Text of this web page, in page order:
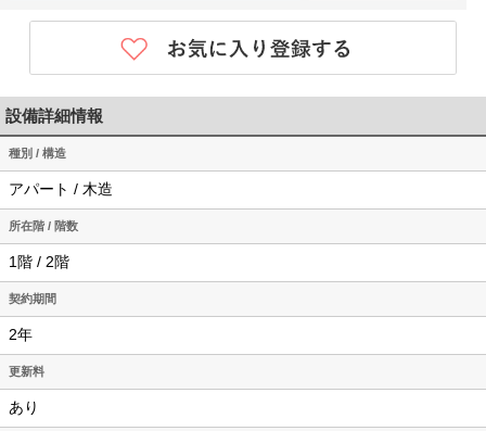
設備詳細情報
種別 / 構造
アパート / 木造
所在階 / 階数
1階 / 2階
契約期間
2年
更新料
あり